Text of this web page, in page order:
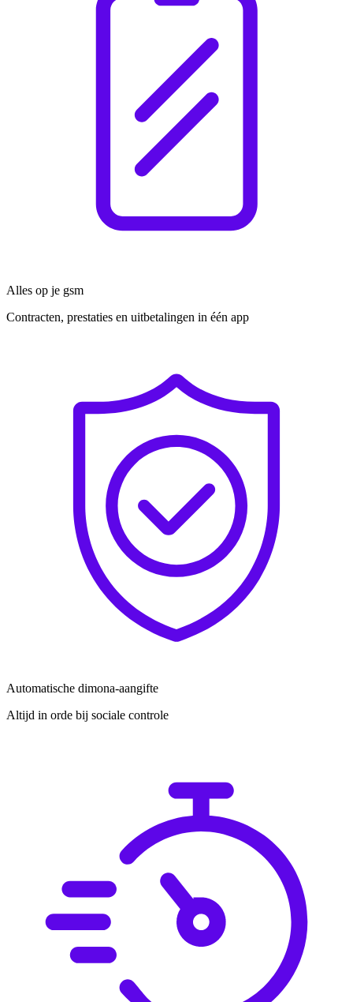
Alles op je gsm
Contracten, prestaties en uitbetalingen in één app
Automatische dimona-aangifte
Altijd in orde bij sociale controle